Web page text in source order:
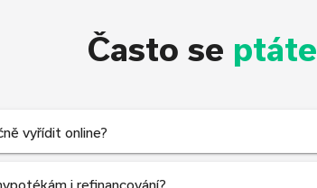
Často se ptáte
vyřídit online?
i refinancování?